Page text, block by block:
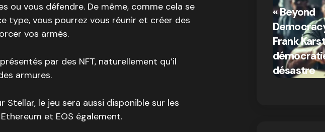
ou vous défendre. De même, comme cela se
type, vous pourrez vous réunir et créer des
vos armés.
par des NFT, naturellement qu’il
armures.
Stellar, le jeu sera aussi disponible sur les
et EOS également.
« Beyond
Frank
désastre